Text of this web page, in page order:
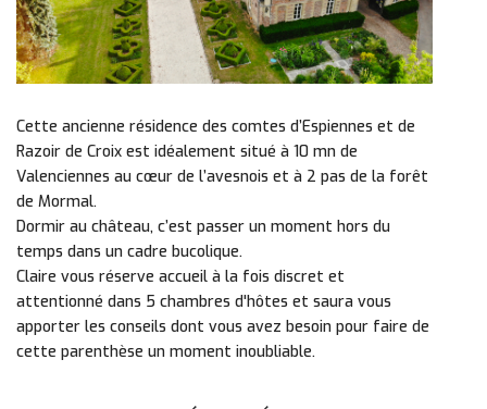
Cette ancienne résidence des comtes d’Espiennes et de
Razoir de Croix est idéalement situé à 10 mn de
Valenciennes au cœur de l’avesnois et à 2 pas de la forêt
de Mormal.
Dormir au château, c’est passer un moment hors du
temps dans un cadre bucolique.
Claire vous réserve accueil à la fois discret et
attentionné dans 5 chambres d'hôtes et saura vous
apporter les conseils dont vous avez besoin pour faire de
cette parenthèse un moment inoubliable.